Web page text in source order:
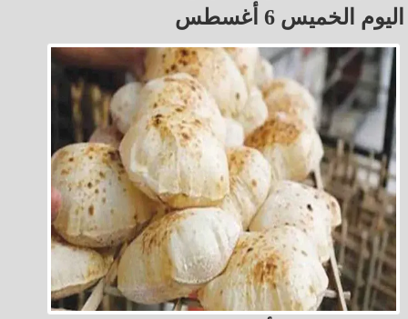
اليوم الخميس 6 أغسطس